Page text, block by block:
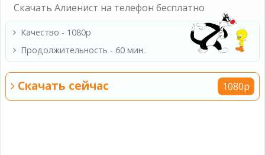
Скачать Алиенист на телефон бесплатно
Качество - 1080p
Продолжительность - 60 мин.
Скачать сейчас 1080p